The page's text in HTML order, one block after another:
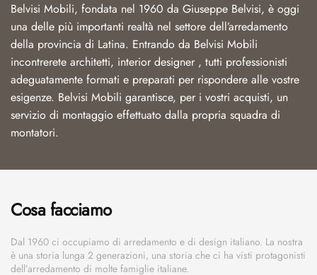
Belvisi Mobili, fondata nel 1960 da Giuseppe Belvisi, è oggi
una delle più importanti realtà nel settore dell’arredamento
della provincia di Latina. Entrando da Belvisi Mobili
incontrerete architetti, interior designer , tutti professionisti
adeguatamente formati e preparati per rispondere alle vostre
esigenze. Belvisi Mobili garantisce, per i vostri acquisti, un
servizio di montaggio effettuato dalla propria squadra di
montatori.
Cosa facciamo
Dal 1960 ci occupiamo di arredamento e di design italiano. La nostra
è una storia lunga 2 generazioni, una storia che ci ha visti protagonisti
dell’arredamento di molte famiglie italiane.